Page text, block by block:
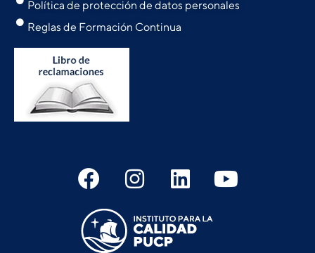
Política de protección de datos personales
Reglas de Formación Continua